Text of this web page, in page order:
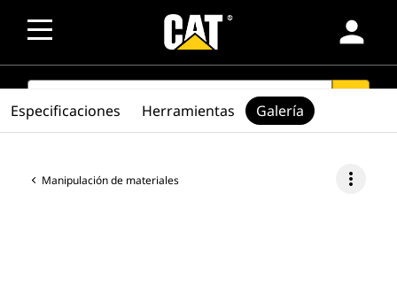
person
SEARCH
Manipulación de materiales more_vert
Especificaciones Herramientas Galería